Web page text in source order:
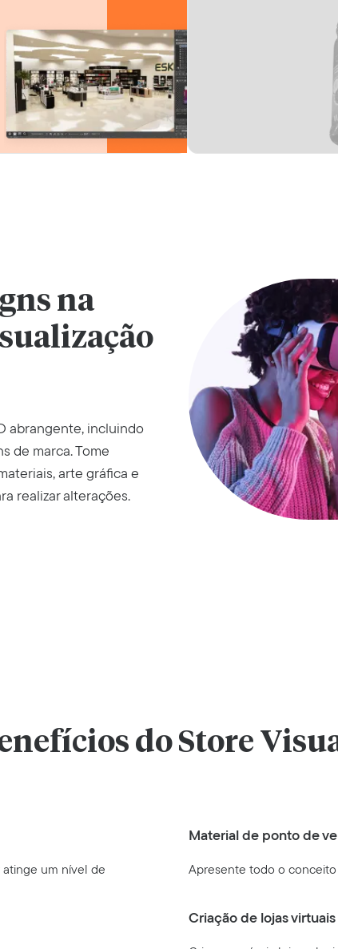
na
abrangente, incluindo
de marca. Tome
arte gráfica e
realizar alterações.
do Store
um nível de
Material de ponto de
Apresente todo o
Criação de lojas virtuais